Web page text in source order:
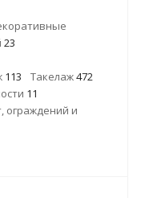
23
113 Такелаж472
11
ограждений и